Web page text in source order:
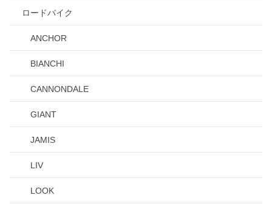
ロードバイク
ANCHOR
BIANCHI
CANNONDALE
GIANT
JAMIS
LIV
LOOK